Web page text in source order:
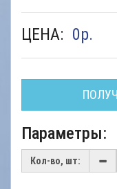
НАШИ
РАБОТЫ
ЦЕНА: 0р.
Параметры:
Кол-во, шт: